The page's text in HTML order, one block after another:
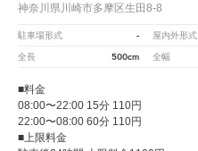
神奈川県川崎市多摩区生田8-8
駐車場形式 - 屋内外形式
全長 500cm 全幅
■料金
08:00〜22:00 15分 110円
22:00〜08:00 60分 110円
■上限料金